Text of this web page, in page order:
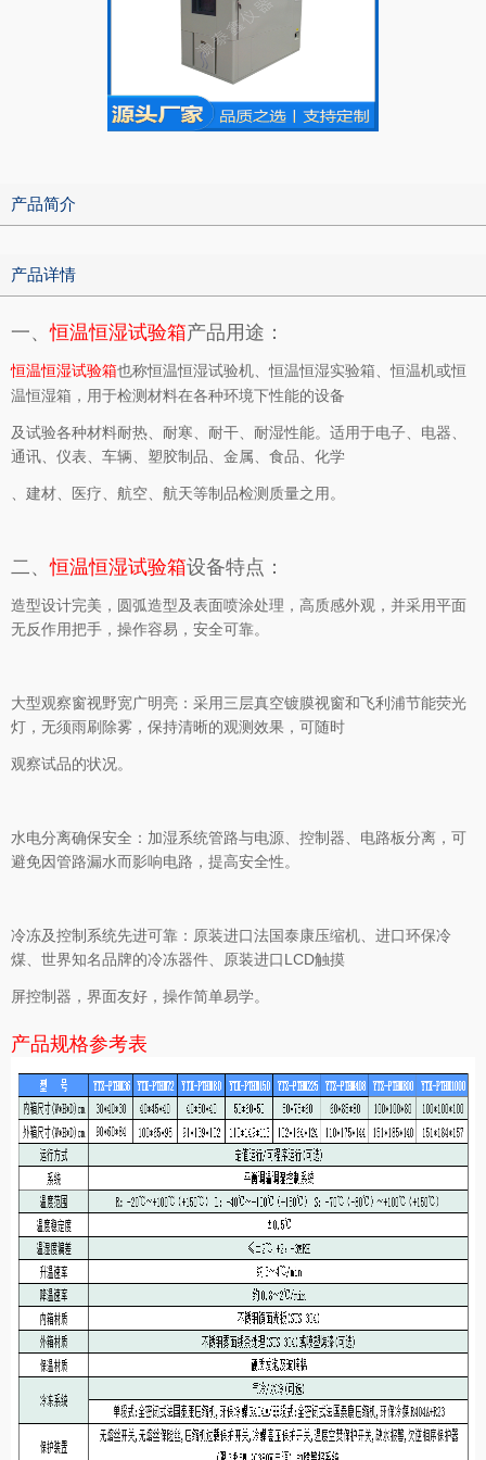
产品简介
产品详情
一、恒温恒湿试验箱产品用途：
恒温恒湿试验箱也称恒温恒湿试验机、恒温恒湿实验箱、恒温机或恒
温恒湿箱，用于检测材料在各种环境下性能的设备
及试验各种材料耐热、耐寒、耐干、耐湿性能。适用于电子、电器、
通讯、仪表、车辆、塑胶制品、金属、食品、化学
、建材、医疗、航空、航天等制品检测质量之用。
二、恒温恒湿试验箱设备特点：
造型设计完美，圆弧造型及表面喷涂处理，高质感外观，并采用平面
无反作用把手，操作容易，安全可靠。
大型观察窗视野宽广明亮：采用三层真空镀膜视窗和飞利浦节能荧光
灯，无须雨刷除雾，保持清晰的观测效果，可随时
观察试品的状况。
水电分离确保安全：加湿系统管路与电源、控制器、电路板分离，可
避免因管路漏水而影响电路，提高安全性。
冷冻及控制系统先进可靠：原装进口法国泰康压缩机、进口环保冷
煤、世界知名品牌的冷冻器件、原装进口LCD触摸
屏控制器，界面友好，操作简单易学。
产品规格参考表